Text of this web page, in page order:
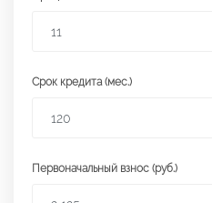
Срок кредита (мес.)
Первоначальный взнос (руб.)